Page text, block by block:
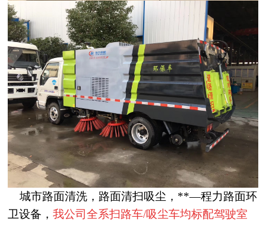
城市路面清洗，路面清扫吸尘，**—程力路面环
卫设备，我公司全系扫路车/吸尘车均标配驾驶室